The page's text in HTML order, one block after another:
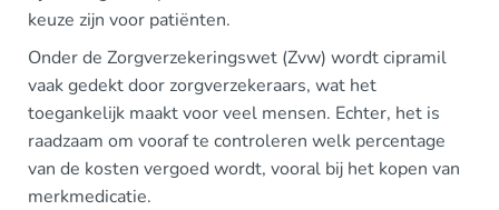
keuze zijn voor patiënten.
Onder de Zorgverzekeringswet (Zvw) wordt cipramil
vaak gedekt door zorgverzekeraars, wat het
toegankelijk maakt voor veel mensen. Echter, het is
raadzaam om vooraf te controleren welk percentage
van de kosten vergoed wordt, vooral bij het kopen van
merkmedicatie.